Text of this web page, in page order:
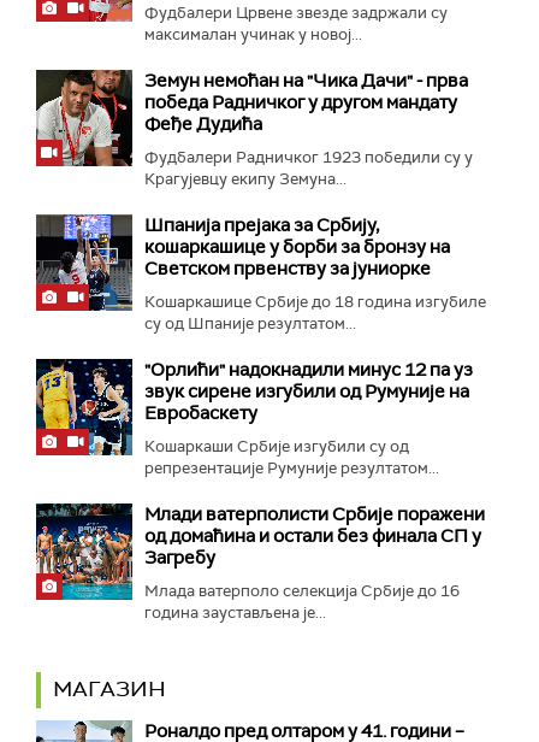
Фудбалери Црвене звезде задржали су
максималан учинак у новој...
Земун немоћан на "Чика Дачи" - прва
победа Радничког у другом мандату
Феђе Дудића
Фудбалери Радничког 1923 победили су у
Крагујевцу екипу Земуна...
Шпанија прејакa за Србију,
кошаркашице у борби за бронзу на
Светском првенству за јуниорке
Кошаркашице Србије до 18 година изгубиле
су од Шпаније резултатом...
"Орлићи" надокнадили минус 12 па уз
звук сирене изгубили од Румуније на
Евробаскету
Кошаркаши Србије изгубили су од
репрезентације Румуније резултатом...
Млади ватерполисти Србије поражени
од домаћина и остали без финала СП у
Загребу
Млада ватерполо селекција Србије до 16
година заустављена је...
МАГАЗИН
Роналдо пред олтаром у 41. години –